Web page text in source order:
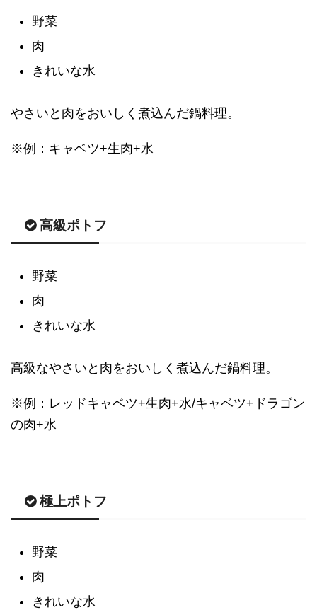
野菜
肉
きれいな水
やさいと肉をおいしく煮込んだ鍋料理。
※例：キャベツ+生肉+水
高級ポトフ
野菜
肉
きれいな水
高級なやさいと肉をおいしく煮込んだ鍋料理。
※例：レッドキャベツ+生肉+水/キャベツ+ドラゴン
の肉+水
極上ポトフ
野菜
肉
きれいな水